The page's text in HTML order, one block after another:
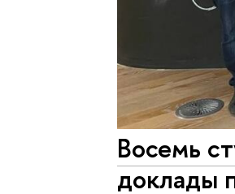
Восемь
доклады